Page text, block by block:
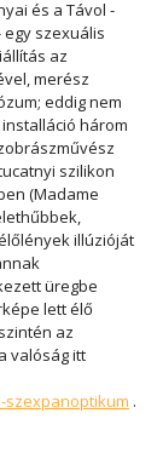
és a Távol -
szexuális
az
merész
eddig nem
három
szilikon
(Madame
illúzióját
üregbe
lett élő
az
valóság itt
szexpanoptikum .